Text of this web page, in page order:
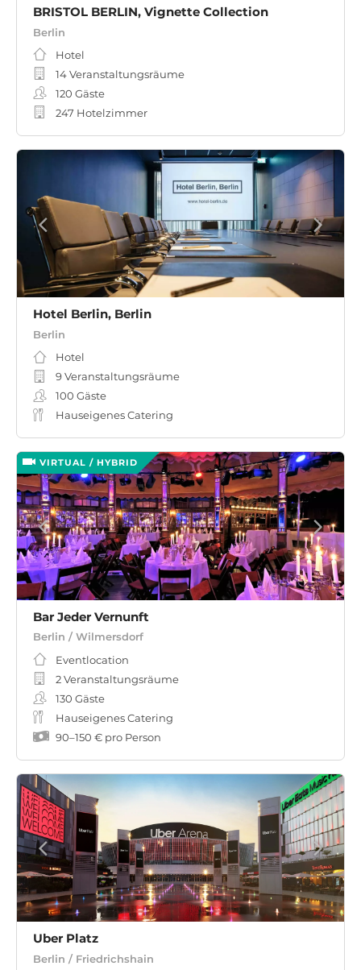
BRISTOL BERLIN, Vignette Collection
Berlin
Hotel
14 Veranstaltungsräume
120 Gäste
247 Hotelzimmer
Hotel Berlin, Berlin
Berlin
Hotel
9 Veranstaltungsräume
100 Gäste
Hauseigenes Catering
VIRTUAL / HYBRID
Bar Jeder Vernunft
Berlin / Wilmersdorf
Eventlocation
2 Veranstaltungsräume
130 Gäste
Hauseigenes Catering
90–150 € pro Person
Uber Platz
Berlin / Friedrichshain